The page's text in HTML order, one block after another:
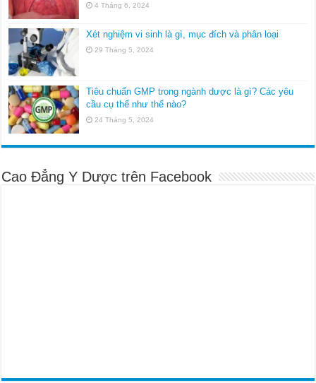
4 Tháng 6, 2024
Xét nghiệm vi sinh là gì, mục đích và phân loại
29 Tháng 5, 2024
Tiêu chuẩn GMP trong ngành dược là gì? Các yêu
cầu cụ thể như thế nào?
24 Tháng 5, 2024
Cao Đẳng Y Dược trên Facebook